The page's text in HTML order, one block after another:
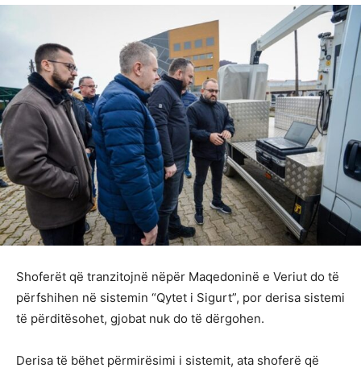
Shoferët që tranzitojnë nëpër Maqedoninë e Veriut do të
përfshihen në sistemin “Qytet i Sigurt”, por derisa sistemi
të përditësohet, gjobat nuk do të dërgohen.
Derisa të bëhet përmirësimi i sistemit, ata shoferë që